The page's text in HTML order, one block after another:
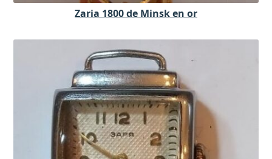
Zaria 1800 de Minsk en or